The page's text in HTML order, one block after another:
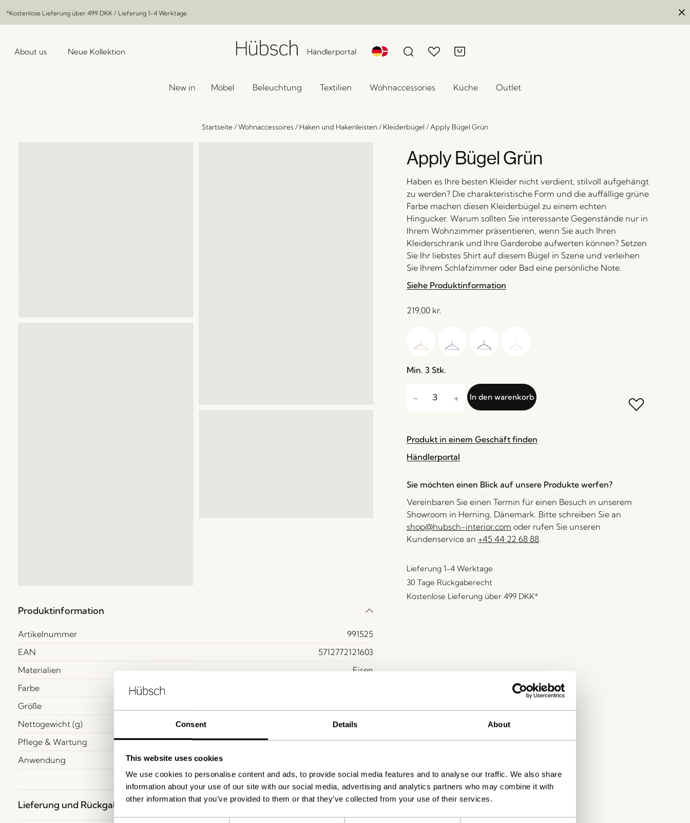
Consent Details About
This website uses cookies
We use cookies to personalise content and ads, to provide social media features and to analyse our traffic. We also share
information about your use of our site with our social media, advertising and analytics partners who may combine it with
other information that you’ve provided to them or that they’ve collected from your use of their services.
*Kostenlose Lieferung über 499 DKK / Lieferung 1-4 Werktage
About us Neue Kollektion Händlerportal
New in Möbel Beleuchtung Textilien Wohnaccessories Küche Outlet
Startseite/Wohnaccessoires / Haken und Hakenleisten/ Kleiderbügel / Apply Bügel Grün
Produktinformation
Artikelnummer
991525
EAN
5712772121603
Materialien
Eisen
Farbe
Größe
Nettogewicht (g)
Pflege & Wartung
Anleitung ansehen
Anwendung
Lieferung und Rückgabe
Apply Bügel Grün
Haben es Ihre besten Kleider nicht verdient, stilvoll aufgehängt
zu werden? Die charakteristische Form und die auffällige grüne
Farbe machen diesen Kleiderbügel zu einem echten
Hingucker. Warum sollten Sie interessante Gegenstände nur in
Ihrem Wohnzimmer präsentieren, wenn Sie auch Ihren
Kleiderschrank und Ihre Garderobe aufwerten können? Setzen
Sie Ihr liebstes Shirt auf diesem Bügel in Szene und verleihen
Sie Ihrem Schlafzimmer oder Bad eine persönliche Note.
Siehe Produktinformation
219,00 kr.
Min. 3 Stk.
In den warenkorb
Produkt in einem Geschäft finden
Händlerportal
Sie möchten einen Blick auf unsere Produkte werfen?
Vereinbaren Sie einen Termin für einen Besuch in unserem
Showroom in Herning, Dänemark. Bitte schreiben Sie an
shop@hubsch-interior.com oder rufen Sie unseren
Kundenservice an +45 44 22 68 88.
Lieferung 1-4 Werktage
30 Tage Rückgaberecht
Kostenlose Lieferung über 499 DKK*